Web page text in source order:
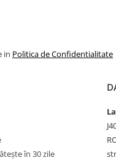
in Politica de Confidentialitate
în 30 zile